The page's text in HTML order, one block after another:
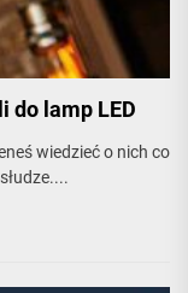
do lamp LED
wiedzieć o nich co